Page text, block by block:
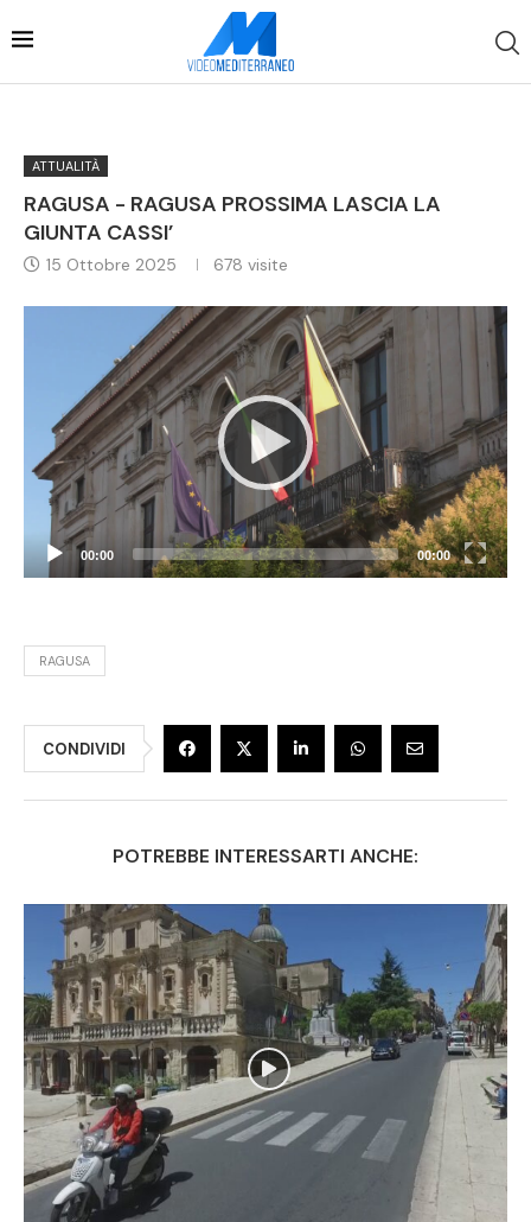
ATTUALITÀ
RAGUSA - RAGUSA PROSSIMA LASCIA LA
GIUNTA CASSI’
15 Ottobre 2025 678 visite
Video
Player
00:00 00:00
RAGUSA
CONDIVIDI
POTREBBE INTERESSARTI ANCHE: